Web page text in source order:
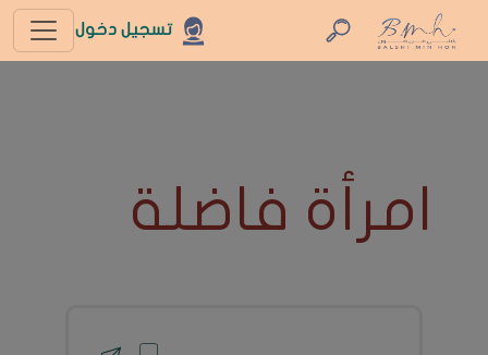
تسجيل دخول
امرأة فاضلة